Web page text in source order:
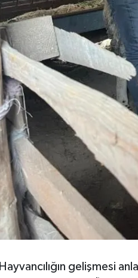
Hayvancılığın gelişmesi